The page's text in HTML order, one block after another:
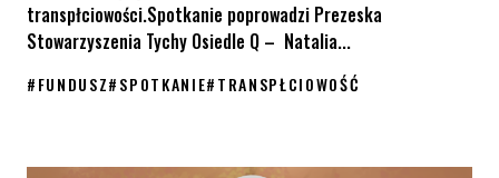
transpłciowości.Spotkanie poprowadzi Prezeska
Stowarzyszenia Tychy Osiedle Q – Natalia...
#FUNDUSZ#SPOTKANIE#TRANSPŁCIOWOŚĆ